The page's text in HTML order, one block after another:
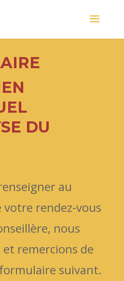
DU
au
votre rendez-vous
nous
remercions de
suivant.